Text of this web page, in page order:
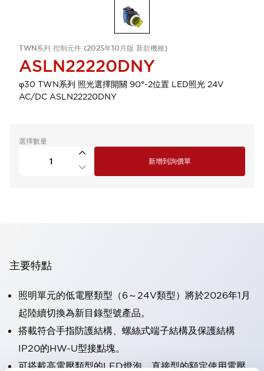
TWN系列 控制元件 (2025年10月版 新款機種)
ASLN22220DNY
φ30 TWN系列 照光選擇開關 90°-2位置 LED照光 24V
AC/DC ASLN22220DNY
選擇數量
新增到詢價單
主要特點
照明單元的低電壓類型（6～24V類型）將於2026年1月
起陸續切換為新目錄型號產品。
搭載符合手指防護結構、螺絲式端子結構及保護結構
IP20的HW-U型接點塊。
可搭載高電壓類型的LED燈泡，直接型的額定使用電壓